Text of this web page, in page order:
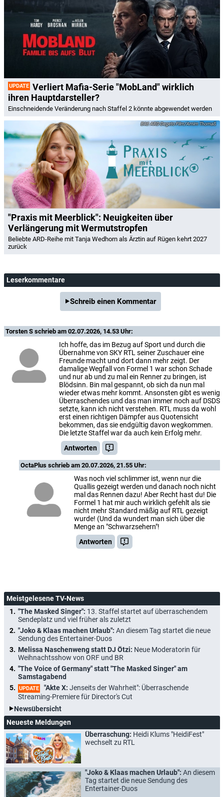
UPDATE Verliert Mafia-Serie "MobLand" wirklich
ihren Hauptdarsteller?
Einschneidende Veränderung nach Staffel 2 könnte abgewendet werden
ARD Degeto Film/Arnim Thomaß
"Praxis mit Meerblick": Neuigkeiten über
Verlängerung mit Wermutstropfen
Beliebte ARD-Reihe mit Tanja Wedhorn als Ärztin auf Rügen kehrt 2027
zurück
Leserkommentare
Schreib einen Kommentar
Torsten S schrieb am 02.07.2026, 14.53 Uhr:
Ich hoffe, das im Bezug auf Sport und durch die
Übernahme von SKY RTL seiner Zuschauer eine
Freunde macht und dort dann mehr zeigt. Der
damalige Wegfall von Formel 1 war schon Schade
und nur ab und zu mal ein Renner zu bringen, ist
Blödsinn. Bin mal gespannt, ob sich da nun mal
wieder etwas mehr kommt. Ansonsten gibt es wenig
Überraschendes und das man immer noch auf DSDS
setzte, kann ich nicht verstehen. RTL muss da wohl
erst einen richtigen Dämpfer aus Quotensicht
bekommen, das sie endgültig davon wegkommen.
Die letzte Staffel war da auch kein Erfolg mehr.
Antworten
OctaPlus schrieb am 20.07.2026, 21.55 Uhr:
Was noch viel schlimmer ist, wenn nur die
Quallis gezeigt werden und danach noch nicht
mal das Rennen dazu! Aber Recht hast du! Die
Formel 1 hat mir auch wirklich gefehlt als sie
nicht mehr Standard mäßig auf RTL gezeigt
wurde! (Und da wundert man sich über die
Menge an "Schwarzsehern"!
Antworten
Meistgelesene TV-News
"The Masked Singer": 13. Staffel startet auf überraschendem
Sendeplatz und viel früher als zuletzt
"Joko & Klaas machen Urlaub": An diesem Tag startet die neue
Sendung des Entertainer-Duos
Melissa Naschenweng statt DJ Ötzi: Neue Moderatorin für
Weihnachtsshow von ORF und BR
"The Voice of Germany" statt "The Masked Singer" am
Samstagabend
UPDATE "Akte X: Jenseits der Wahrheit": Überraschende
Streaming-Premiere für Director's Cut
Newsübersicht
Neueste Meldungen
Überraschung: Heidi Klums "HeidiFest"
wechselt zu RTL
"Joko & Klaas machen Urlaub": An diesem
Tag startet die neue Sendung des
Entertainer-Duos